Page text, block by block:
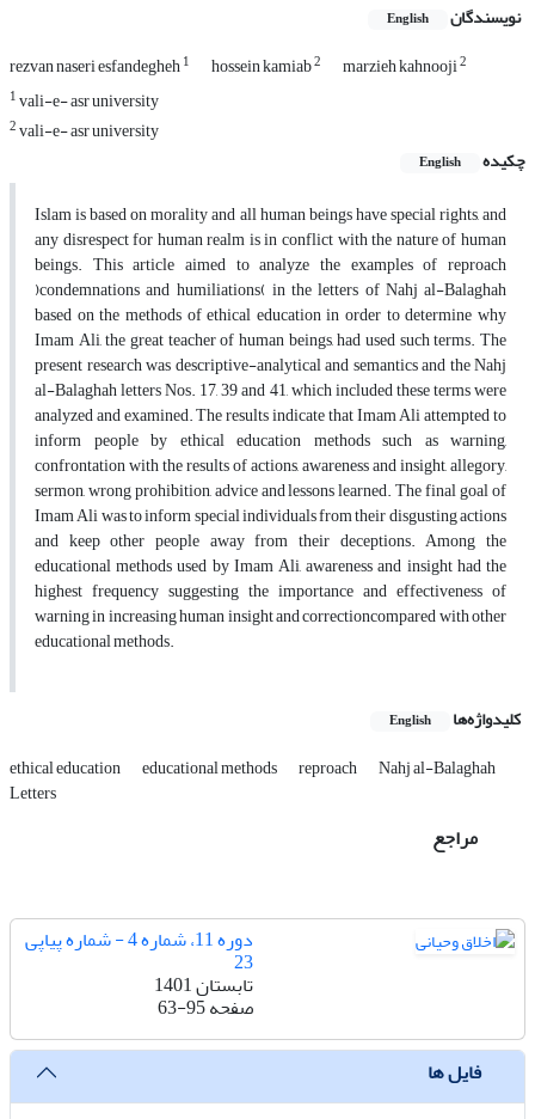
نویسندگان English
rezvan naseri esfandegheh1 hossein kamiab2 marzieh kahnooji2
1vali-e- asr university
2vali-e- asr university
چکیده
English
Islam is based on morality and all human beings have special rights, and
any disrespect for human realm is in conflict with the nature of human
beings. This article aimed to analyze the examples of reproach
)condemnations and humiliations( in the letters of Nahj al-Balaghah
based on the methods of ethical education in order to determine why
Imam Ali, the great teacher of human beings, had used such terms. The
present research was descriptive-analytical and semantics and the Nahj
al-Balaghah letters Nos. 17, 39 and 41, which included these terms were
analyzed and examined. The results indicate that Imam Ali attempted to
inform people by ethical education methods such as warning,
confrontation with the results of actions, awareness and insight, allegory,
sermon, wrong prohibition, advice and lessons learned. The final goal of
Imam Ali was to inform special individuals from their disgusting actions
and keep other people away from their deceptions. Among the
educational methods used by Imam Ali, awareness and insight had the
highest frequency suggesting the importance and effectiveness of
warning in increasing human insight and correctioncompared with other
educational methods.
کلیدواژه‌ها English
ethical education educational methods reproach Nahj al-Balaghah
Letters
مراجع
دوره 11، شماره 4 - شماره پیاپی
23
تابستان 1401
صفحه63-95
فایل ها